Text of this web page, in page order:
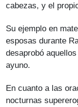
cabezas, y el
Su ejemplo en
esposas durante
desaprobó
ayuno.
En cuanto a las
nocturnas